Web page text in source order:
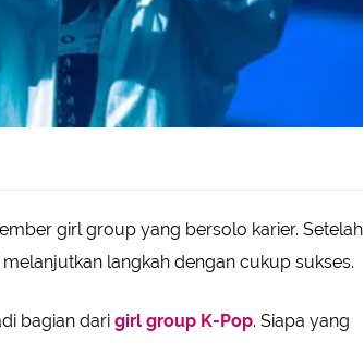
girl group yang bersolo karier. Setelah
langkah dengan cukup sukses.
bagian dari girl group K-Pop. Siapa yang